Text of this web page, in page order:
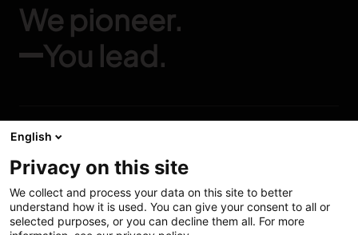
We pioneer.
You lead.
LECTRA
Chi Siamo
CSR
Industry 4.0
Cookie Policy
Informazioni Legali
Termini Di Servizio
English
Privacy on this site
We collect and process your data on this site to better
understand how it is used. You can give your consent to all or
selected purposes, or you can decline them all. For more